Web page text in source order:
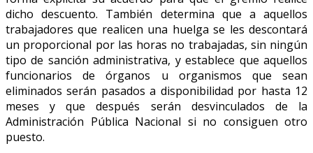
dicho descuento. También determina que a aquellos
trabajadores que realicen una huelga se les descontará
un proporcional por las horas no trabajadas, sin ningún
tipo de sanción administrativa, y establece que aquellos
funcionarios de órganos u organismos que sean
eliminados serán pasados a disponibilidad por hasta 12
meses y que después serán desvinculados de la
Administración Pública Nacional si no consiguen otro
puesto.